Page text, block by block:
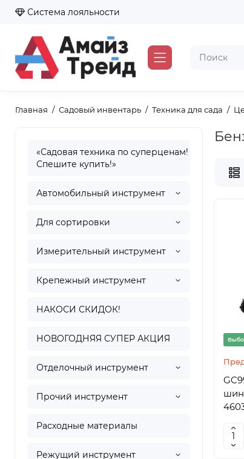
Система лояльности
Главная Садовый инвентарь Техника для сада
«Садовая техника по суперценам!
Спешите купить!»
Автомобильный инструмент
Для сортировки
Измерительный инструмент
Крепежный инструмент
НАКОСИ СКИДОК!
НОВОГОДНЯЯ СУПЕР АКЦИЯ
Отделочный инструмент
Прочий инструмент
Расходные материалы
Режущий инструмент